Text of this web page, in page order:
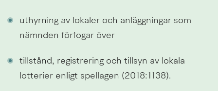
uthyrning av lokaler och anläggningar som
nämnden förfogar över
tillstånd, registrering och tillsyn av lokala
lotterier enligt spellagen (2018:1138).